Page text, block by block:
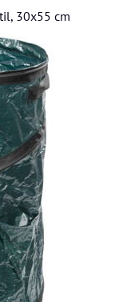
30x55 cm